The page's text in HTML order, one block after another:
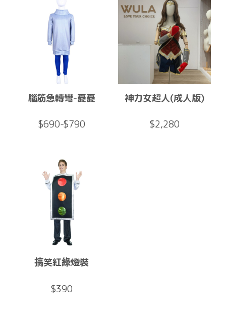
腦筋急轉彎-憂憂
$690-$790
神力女超人(成人版)
$2,280
搞笑紅綠燈裝
$390